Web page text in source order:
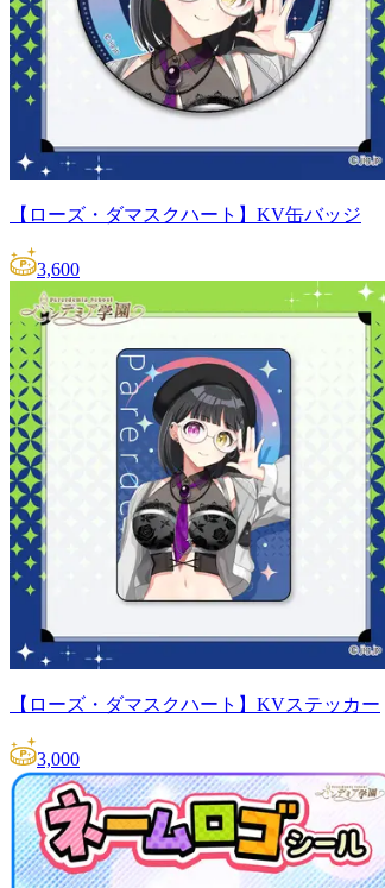
【ローズ・ダマスクハート】KV缶バッジ
3,600
【ローズ・ダマスクハート】KVステッカー
3,000